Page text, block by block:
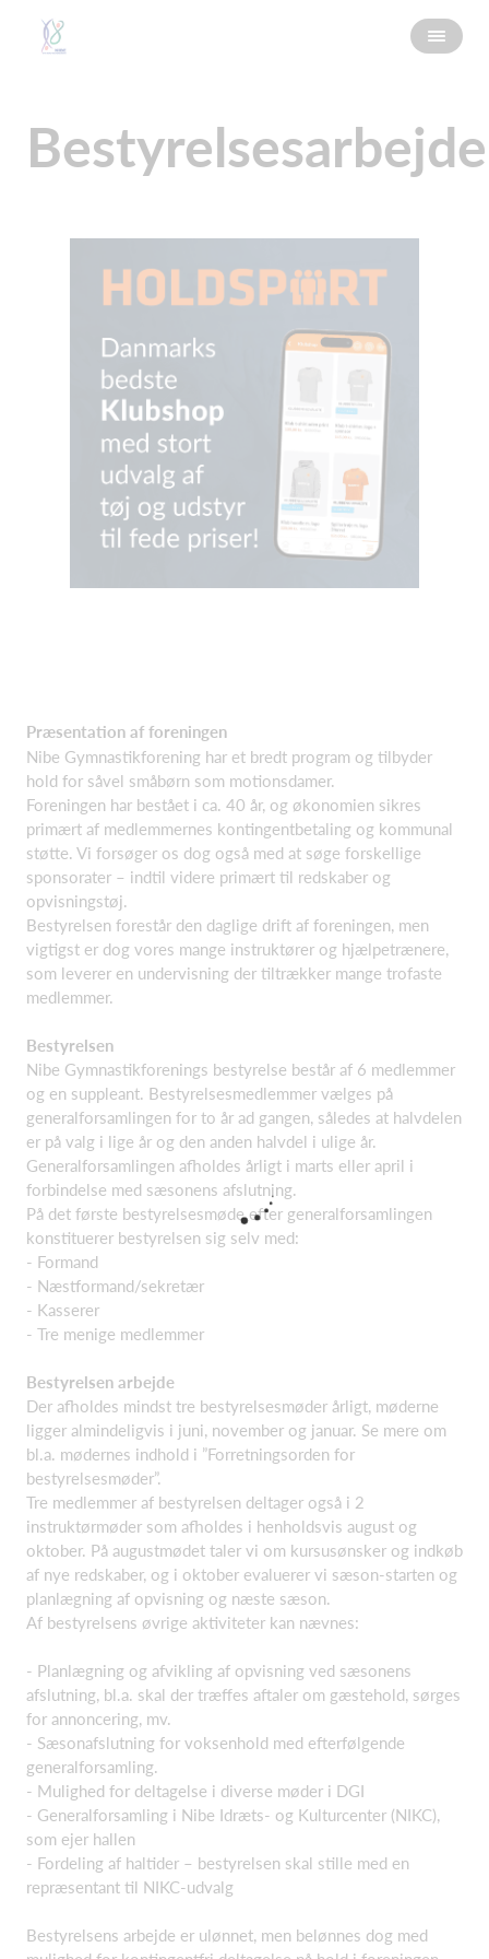
Bestyrelsesarbejde
Præsentation af foreningen
Nibe Gymnastikforening har et bredt program og tilbyder
hold for såvel småbørn som motionsdamer.
Foreningen har bestået i ca. 40 år, og økonomien sikres
primært af medlemmernes kontingentbetaling og kommunal
støtte. Vi forsøger os dog også med at søge forskellige
sponsorater – indtil videre primært til redskaber og
opvisningstøj.
Bestyrelsen forestår den daglige drift af foreningen, men
vigtigst er dog vores mange instruktører og hjælpetrænere,
som leverer en undervisning der tiltrækker mange trofaste
medlemmer.
Bestyrelsen
Nibe Gymnastikforenings bestyrelse består af 6 medlemmer
og en suppleant. Bestyrelsesmedlemmer vælges på
generalforsamlingen for to år ad gangen, således at halvdelen
er på valg i lige år og den anden halvdel i ulige år.
Generalforsamlingen afholdes årligt i marts eller april i
forbindelse med sæsonens afslutning.
På det første bestyrelsesmøde efter generalforsamlingen
konstituerer bestyrelsen sig selv med:
- Formand
- Næstformand/sekretær
- Kasserer
- Tre menige medlemmer
Bestyrelsen arbejde
Der afholdes mindst tre bestyrelsesmøder årligt, møderne
ligger almindeligvis i juni, november og januar. Se mere om
bl.a. mødernes indhold i ”Forretningsorden for
bestyrelsesmøder”.
Tre medlemmer af bestyrelsen deltager også i 2
instruktørmøder som afholdes i henholdsvis august og
oktober. På augustmødet taler vi om kursusønsker og indkøb
af nye redskaber, og i oktober evaluerer vi sæson-starten og
planlægning af opvisning og næste sæson.
Af bestyrelsens øvrige aktiviteter kan nævnes:
- Planlægning og afvikling af opvisning ved sæsonens
afslutning, bl.a. skal der træffes aftaler om gæstehold, sørges
for annoncering, mv.
- Sæsonafslutning for voksenhold med efterfølgende
generalforsamling.
- Mulighed for deltagelse i diverse møder i DGI
- Generalforsamling i Nibe Idræts- og Kulturcenter (NIKC),
som ejer hallen
- Fordeling af haltider – bestyrelsen skal stille med en
repræsentant til NIKC-udvalg
Bestyrelsens arbejde er ulønnet, men belønnes dog med